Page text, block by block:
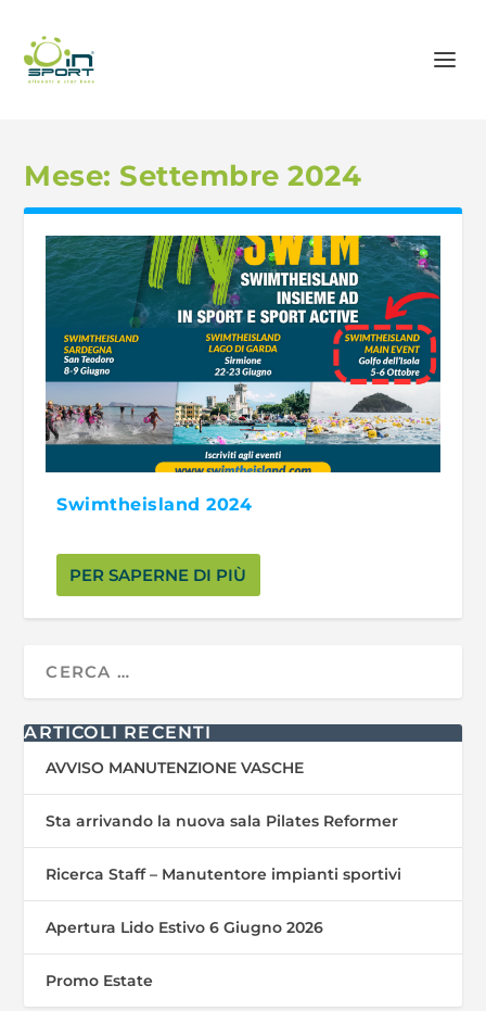
Mese: Settembre 2024
Swimtheisland 2024
PER SAPERNE DI PIÙ
ARTICOLI RECENTI
AVVISO MANUTENZIONE VASCHE
Sta arrivando la nuova sala Pilates Reformer
Ricerca Staff – Manutentore impianti sportivi
Apertura Lido Estivo 6 Giugno 2026
Promo Estate